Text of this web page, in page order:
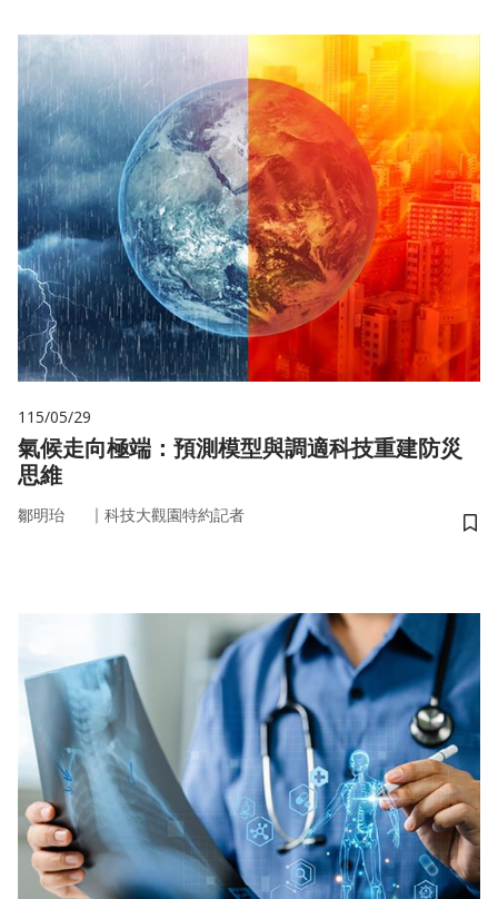
115/05/29
氣候走向極端：預測模型與調適科技重建防災
思維
鄒明珆 ｜ 科技大觀園特約記者
儲